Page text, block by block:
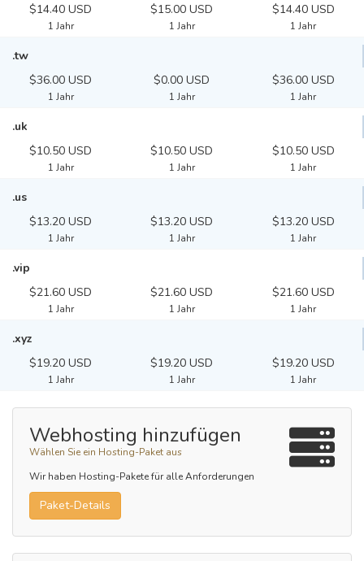
$14.40 USD
1 Jahr
$15.00 USD
1 Jahr
$14.40 USD
1 Jahr
.tw
$36.00 USD
1 Jahr
$0.00 USD
1 Jahr
$36.00 USD
1 Jahr
.uk
$10.50 USD
1 Jahr
$10.50 USD
1 Jahr
$10.50 USD
1 Jahr
.us
$13.20 USD
1 Jahr
$13.20 USD
1 Jahr
$13.20 USD
1 Jahr
.vip
$21.60 USD
1 Jahr
$21.60 USD
1 Jahr
$21.60 USD
1 Jahr
.xyz
$19.20 USD
1 Jahr
$19.20 USD
1 Jahr
$19.20 USD
1 Jahr
Webhosting hinzufügen
Wählen Sie ein Hosting-Paket aus
Wir haben Hosting-Pakete für alle Anforderungen
Paket-Details